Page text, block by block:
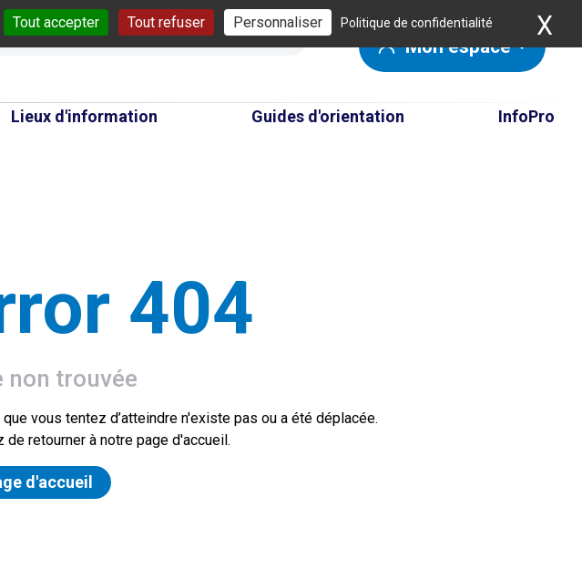
Tout accepter Tout refuser Personnaliser Politique de confidentialité X
Mon espace
Lieux d'information Guides d'orientation InfoPro
404
non trouvée
que vous tentez d’atteindre n'existe pas ou a été déplacée.
de retourner à notre page d'accueil.
d'accueil